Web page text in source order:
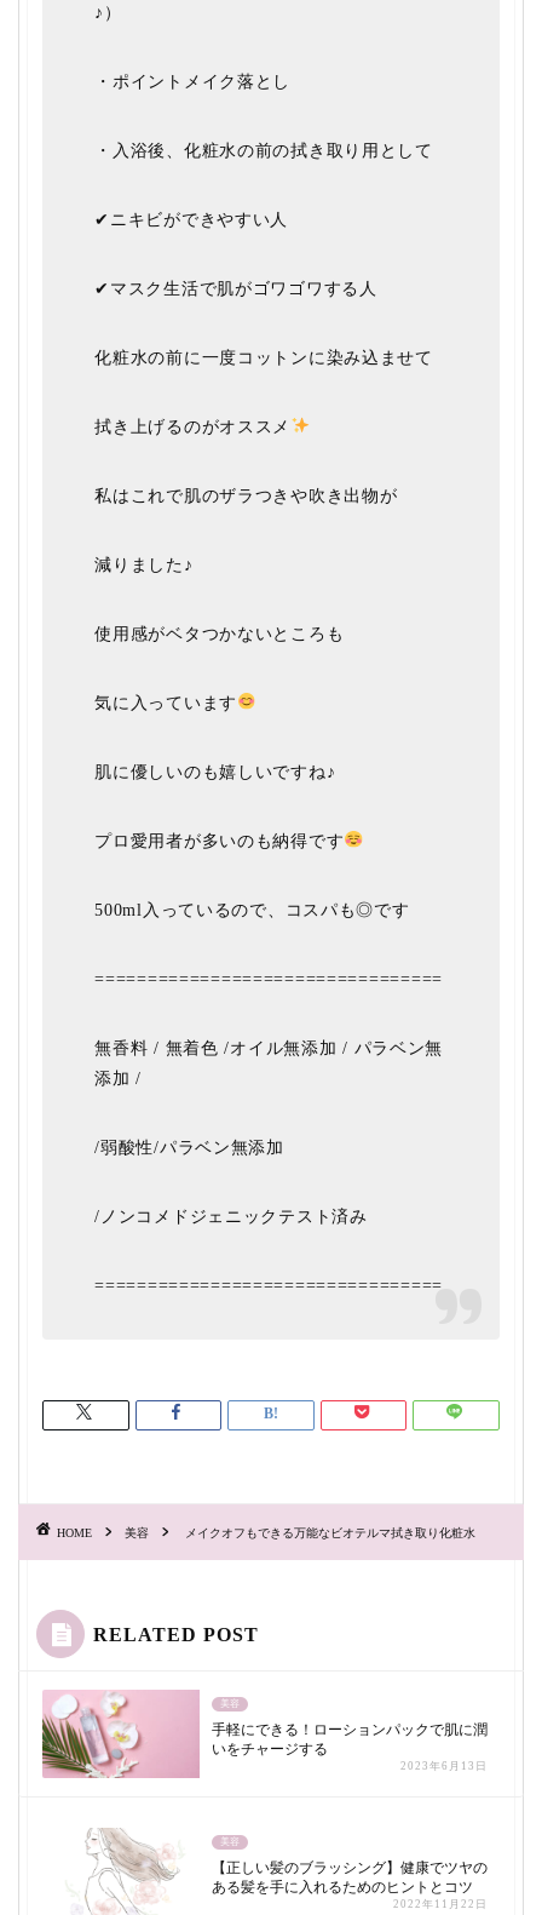
♪）
・ポイントメイク落とし
・入浴後、化粧水の前の拭き取り用として
✔ニキビができやすい人
✔マスク生活で肌がゴワゴワする人
化粧水の前に一度コットンに染み込ませて
拭き上げるのがオススメ
私はこれで肌のザラつきや吹き出物が
減りました♪
使用感がベタつかないところも
気に入っています
肌に優しいのも嬉しいですね♪
プロ愛用者が多いのも納得です
500ml入っているので、コスパも◎です
=================================
無香料 / 無着色 /オイル無添加 / パラベン無
添加 /
/弱酸性/パラベン無添加
/ノンコメドジェニックテスト済み
=================================
HOME 美容 メイクオフもできる万能なビオテルマ拭き取り化粧水
RELATED POST
美容
手軽にできる！ローションパックで肌に潤
いをチャージする
2023年6月13日
美容
【正しい髪のブラッシング】健康でツヤの
ある髪を手に入れるためのヒントとコツ
2022年11月22日